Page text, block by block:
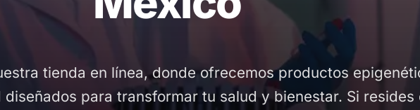
tienda en línea, donde ofrecemos productos
para transformar tu salud y bienestar. Si resides